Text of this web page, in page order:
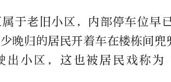
属于老旧小区，内部停车位
晚归的居民开着车在楼栋间
出小区，这也被居民戏称